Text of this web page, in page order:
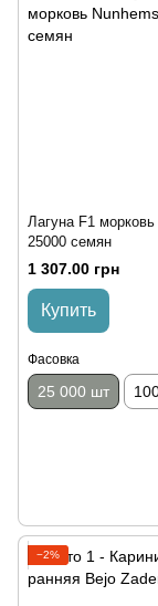
Лагуна F1
25000 семян
1 307.00 грн
Купить
Фасовка
25 000 шт
−2%